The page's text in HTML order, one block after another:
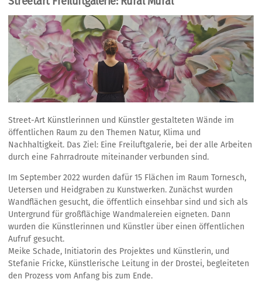
Street-Art Künstlerinnen und Künstler gestalteten Wände im
öffentlichen Raum zu den Themen Natur, Klima und
Nachhaltigkeit. Das Ziel: Eine Freiluftgalerie, bei der alle Arbeiten
durch eine Fahrradroute miteinander verbunden sind.
Im September 2022 wurden dafür 15 Flächen im Raum Tornesch,
Uetersen und Heidgraben zu Kunstwerken. Zunächst wurden
Wandflächen gesucht, die öffentlich einsehbar sind und sich als
Untergrund für großflächige Wandmalereien eigneten. Dann
wurden die Künstlerinnen und Künstler über einen öffentlichen
Aufruf gesucht.
Meike Schade, Initiatorin des Projektes und Künstlerin, und
Stefanie Fricke, Künstlerische Leitung in der Drostei, begleiteten
den Prozess vom Anfang bis zum Ende.